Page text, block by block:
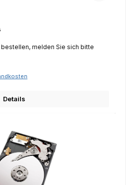
melden Sie sich bitte
Details